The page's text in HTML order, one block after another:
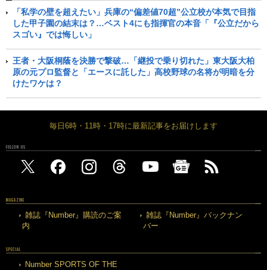
「私学の壁を超えたい」兵庫の“偏差値70超”公立校が本気で目指
した甲子園の結末は？…ベスト4にも指揮官の本音「『公立だから
スゴい』では悔しい」
王者・大阪桐蔭を決勝で撃破…「継投で乗り切れた」東大阪大柏
原の元プロ監督と「エースに託した」高校野球の名将が明暗を分
けたワケは？
毎日6時・11時・17時に最新記事をお届けします
FOLLOW US
MAGAZINE
雑誌『Number』購読のご案
内
雑誌『Number』バックナン
バー
SPECIAL
Number SPORTS OF THE